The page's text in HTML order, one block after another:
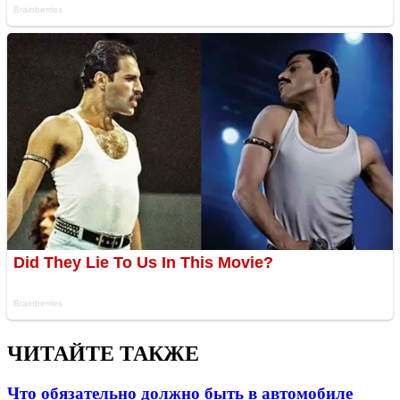
ЧИТАЙТЕ ТАКЖЕ
Что обязательно должно быть в автомобиле